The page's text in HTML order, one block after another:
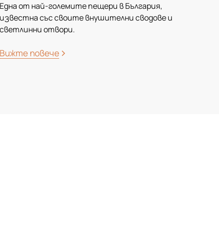
Една от най-големите пещери в България,
известна със своите внушителни сводове и
светлинни отвори.
Вижте повече